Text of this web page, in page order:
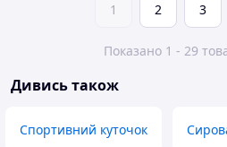
1 2 3
Показано 1 - 29
Дивись також
Спортивний куточок